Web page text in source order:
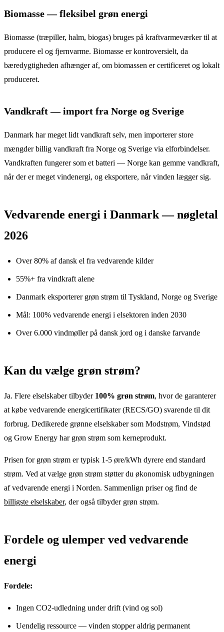
Biomasse — fleksibel grøn energi
Biomasse (træpiller, halm, biogas) bruges på kraftvarmeværker til at
producere el og fjernvarme. Biomasse er kontroversielt, da
bæredygtigheden afhænger af, om biomassen er certificeret og lokalt
produceret.
Vandkraft — import fra Norge og Sverige
Danmark har meget lidt vandkraft selv, men importerer store
mængder billig vandkraft fra Norge og Sverige via elforbindelser.
Vandkraften fungerer som et batteri — Norge kan gemme vandkraft,
når der er meget vindenergi, og eksportere, når vinden lægger sig.
Vedvarende energi i Danmark — nøgletal
2026
Over 80% af dansk el fra vedvarende kilder
55%+ fra vindkraft alene
Danmark eksporterer grøn strøm til Tyskland, Norge og Sverige
Mål: 100% vedvarende energi i elsektoren inden 2030
Over 6.000 vindmøller på dansk jord og i danske farvande
Kan du vælge grøn strøm?
Ja. Flere elselskaber tilbyder 100% grøn strøm, hvor de garanterer
at købe vedvarende energicertifikater (RECS/GO) svarende til dit
forbrug. Dedikerede grønne elselskaber som Modstrøm, Vindstød
og Grow Energy har grøn strøm som kerneprodukt.
Prisen for grøn strøm er typisk 1-5 øre/kWh dyrere end standard
strøm. Ved at vælge grøn strøm støtter du økonomisk udbygningen
af vedvarende energi i Norden. Sammenlign priser og find de
billigste elselskaber, der også tilbyder grøn strøm.
Fordele og ulemper ved vedvarende
energi
Fordele:
Ingen CO2-udledning under drift (vind og sol)
Uendelig ressource — vinden stopper aldrig permanent